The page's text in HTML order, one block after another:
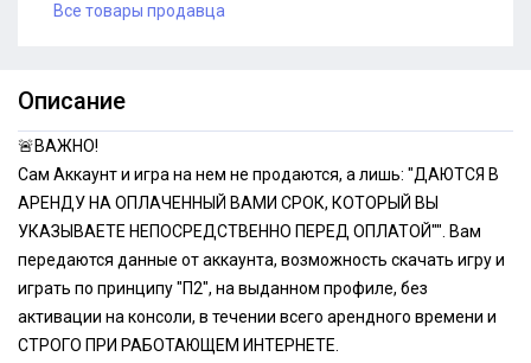
Все товары продавца
Описание
🚨ВАЖНО!
Сам Аккаунт и игра на нем не продаются, а лишь: "ДАЮТСЯ В
АРЕНДУ НА ОПЛАЧЕННЫЙ ВАМИ СРОК, КОТОРЫЙ ВЫ
УКАЗЫВАЕТЕ НЕПОСРЕДСТВЕННО ПЕРЕД ОПЛАТОЙ"". Вам
передаются данные от аккаунта, возможность скачать игру и
играть по принципу "П2", на выданном профиле, без
активации на консоли, в течении всего арендного времени и
СТРОГО ПРИ РАБОТАЮЩЕМ ИНТЕРНЕТЕ.